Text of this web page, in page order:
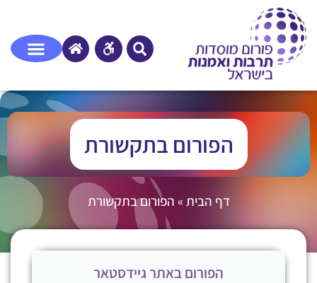
הפורום בתקשורת
דף הבית»הפורום בתקשורת
הפורום באתר גיידסטאר